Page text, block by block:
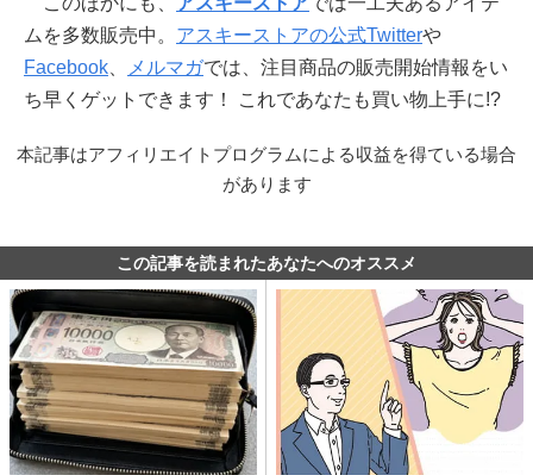
ムを多数販売中。 アスキーストアの公式Twitterや
Facebook
メルマガでは、注目商品の販売開始情報をい
ち早くゲットできます！ これであなたも買い物上手に!?
本記事はアフィリエイトプログラムによる収益を得ている場合
があります
この記事を読まれたあなたへのオススメ